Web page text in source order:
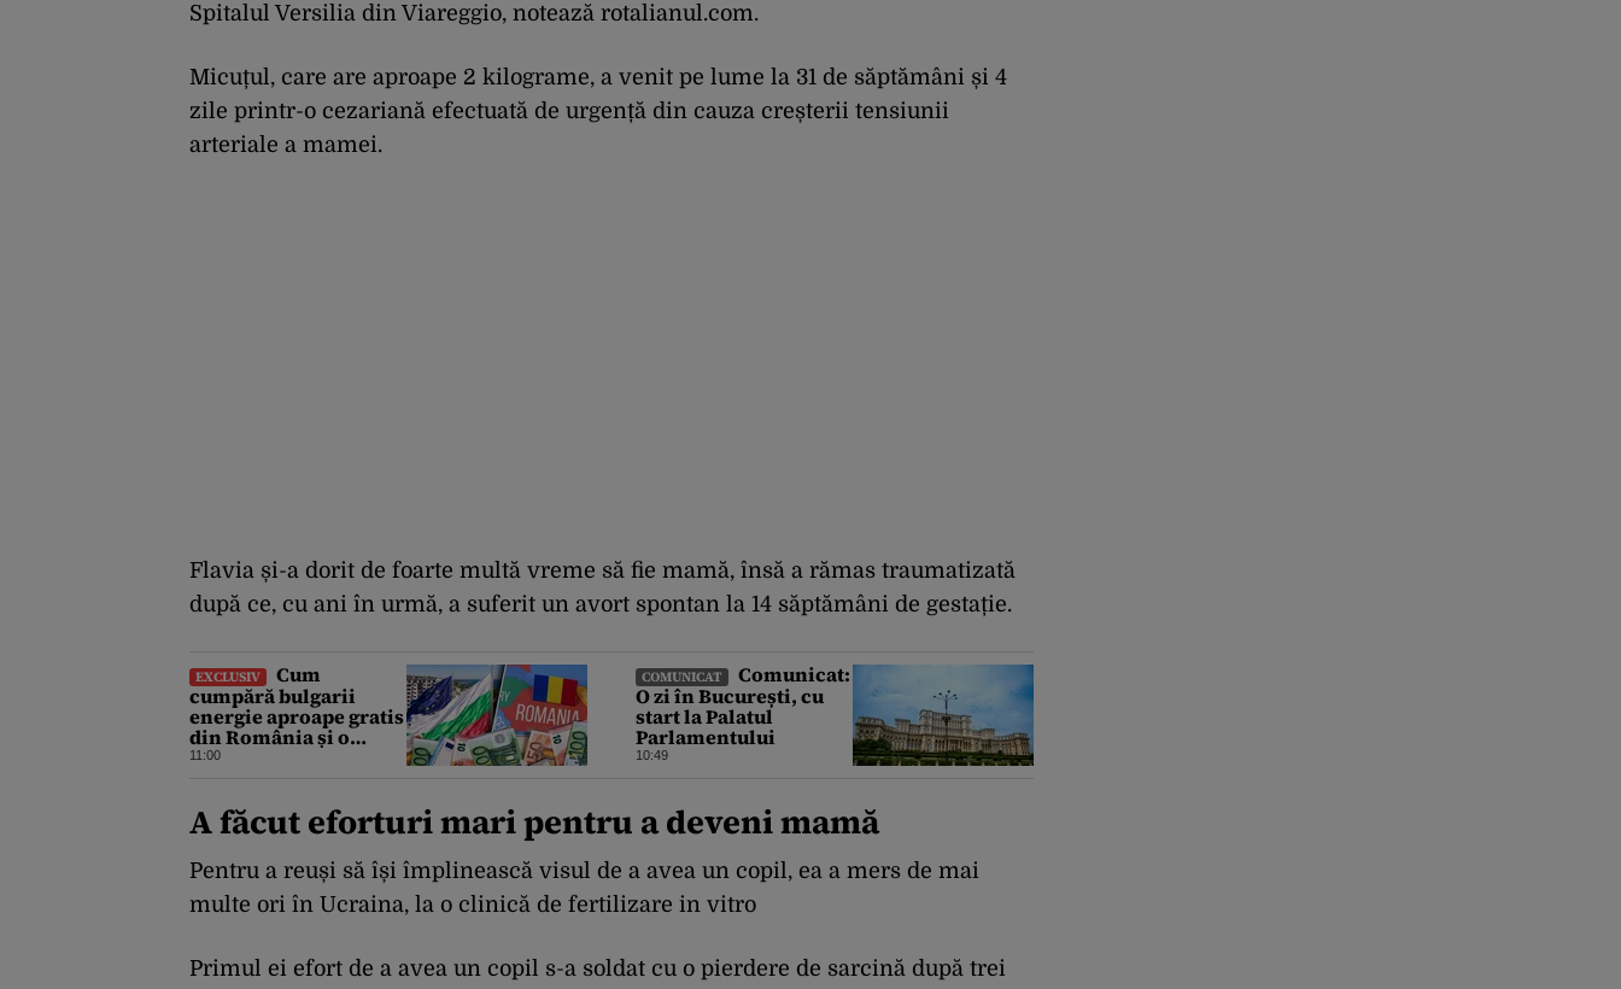
Spitalul Versilia din Viareggio, notează rotalianul.com.
Micuțul, care are aproape 2 kilograme, a venit pe lume la 31 de săptămâni și 4
zile printr-o cezariană efectuată de urgență din cauza creșterii tensiunii
arteriale a mamei.
Flavia și-a dorit de foarte multă vreme să fie mamă, însă a rămas traumatizată
după ce, cu ani în urmă, a suferit un avort spontan la 14 săptămâni de gestație.
EXCLUSIV
Cum
cumpără bulgarii
energie aproape gratis
din România și o
revând la prețuri de
deștepți” din energie
de la sud de Dunăre
11:00
COMUNICAT
Comunicat:
O zi în București, cu
start la Palatul
Parlamentului
10:49
A făcut eforturi mari pentru a deveni mamă
Pentru a reuși să își împlinească visul de a avea un copil, ea a mers de mai
multe ori în Ucraina, la o clinică de fertilizare in vitro
Primul ei efort de a avea un copil s-a soldat cu o pierdere de sarcină după trei